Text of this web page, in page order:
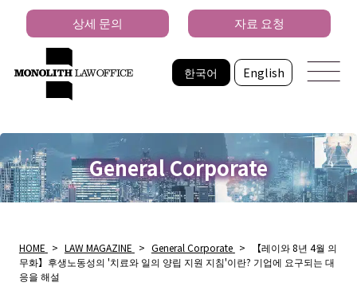
한국어 English
상세 문의 자료 요청
General Corporate
HOME > LAW MAGAZINE > General Corporate >
【레이와 8년 4월 의
무화】후생노동성의 '치료와 일의 양립 지원 지침'이란? 기업에 요구되는 대
응을 해설